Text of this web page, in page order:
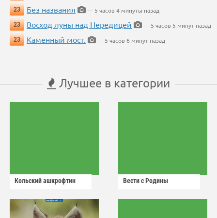
23
Без названия
— 5 часов 4 минуты назад
23
Восход луны над Нередицей
— 5 часов 5 минут назад
23
Каменный мост. — 5 часов 6 минут назад
Лучшее в категории
Кольский ашкрофтин Вести с Родины